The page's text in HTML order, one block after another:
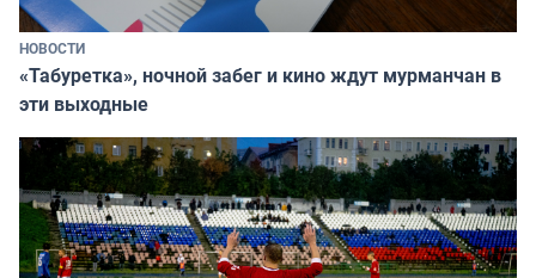
НОВОСТИ
«Табуретка», ночной забег и кино ждут мурманчан в
эти выходные